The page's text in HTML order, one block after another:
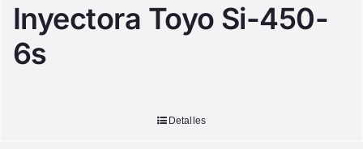
Inyectora Toyo Si-450-
6s
Detalles